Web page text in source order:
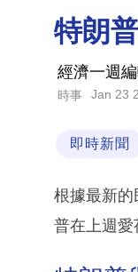
特朗
經濟一週
時事 Jan 23
即時新聞
根據最新的
普在上週愛